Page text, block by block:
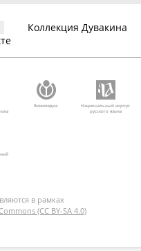
Коллекция Дувакина
Викимедиа
Национальный корпус
русского языка
в рамках
(CC BY-SA 4.0)